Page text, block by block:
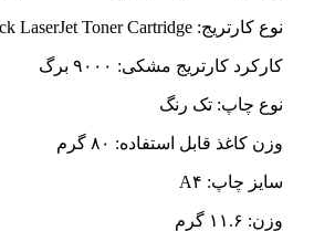
نوع کارتریج: HP ۸۷A Black LaserJet Toner Cartridge
کارکرد کارتریج مشکی: ۹۰۰۰ برگ
نوع چاپ: تک رنگ
وزن کاغذ قابل استفاده: ۸۰ گرم
سایز چاپ: A۴
وزن: ۱۱.۶ گرم